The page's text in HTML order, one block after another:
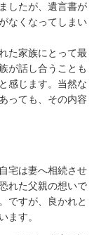
したが、遺言書が
なくなってしまい
た家族にとって最
が話し合うことも
感じます。当然な
っても、その内容
宅は妻へ相続させ
れた父親の想いで
ですが、良かれと
ます。